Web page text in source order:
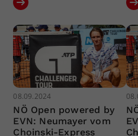
08.09.2024
NÖ Open powered by
EVN: Neumayer vom
Choinski-Express